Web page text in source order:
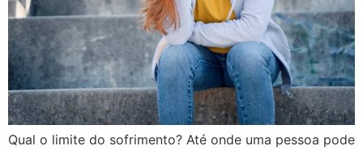
Qual o limite do sofrimento? Até onde uma pessoa pode